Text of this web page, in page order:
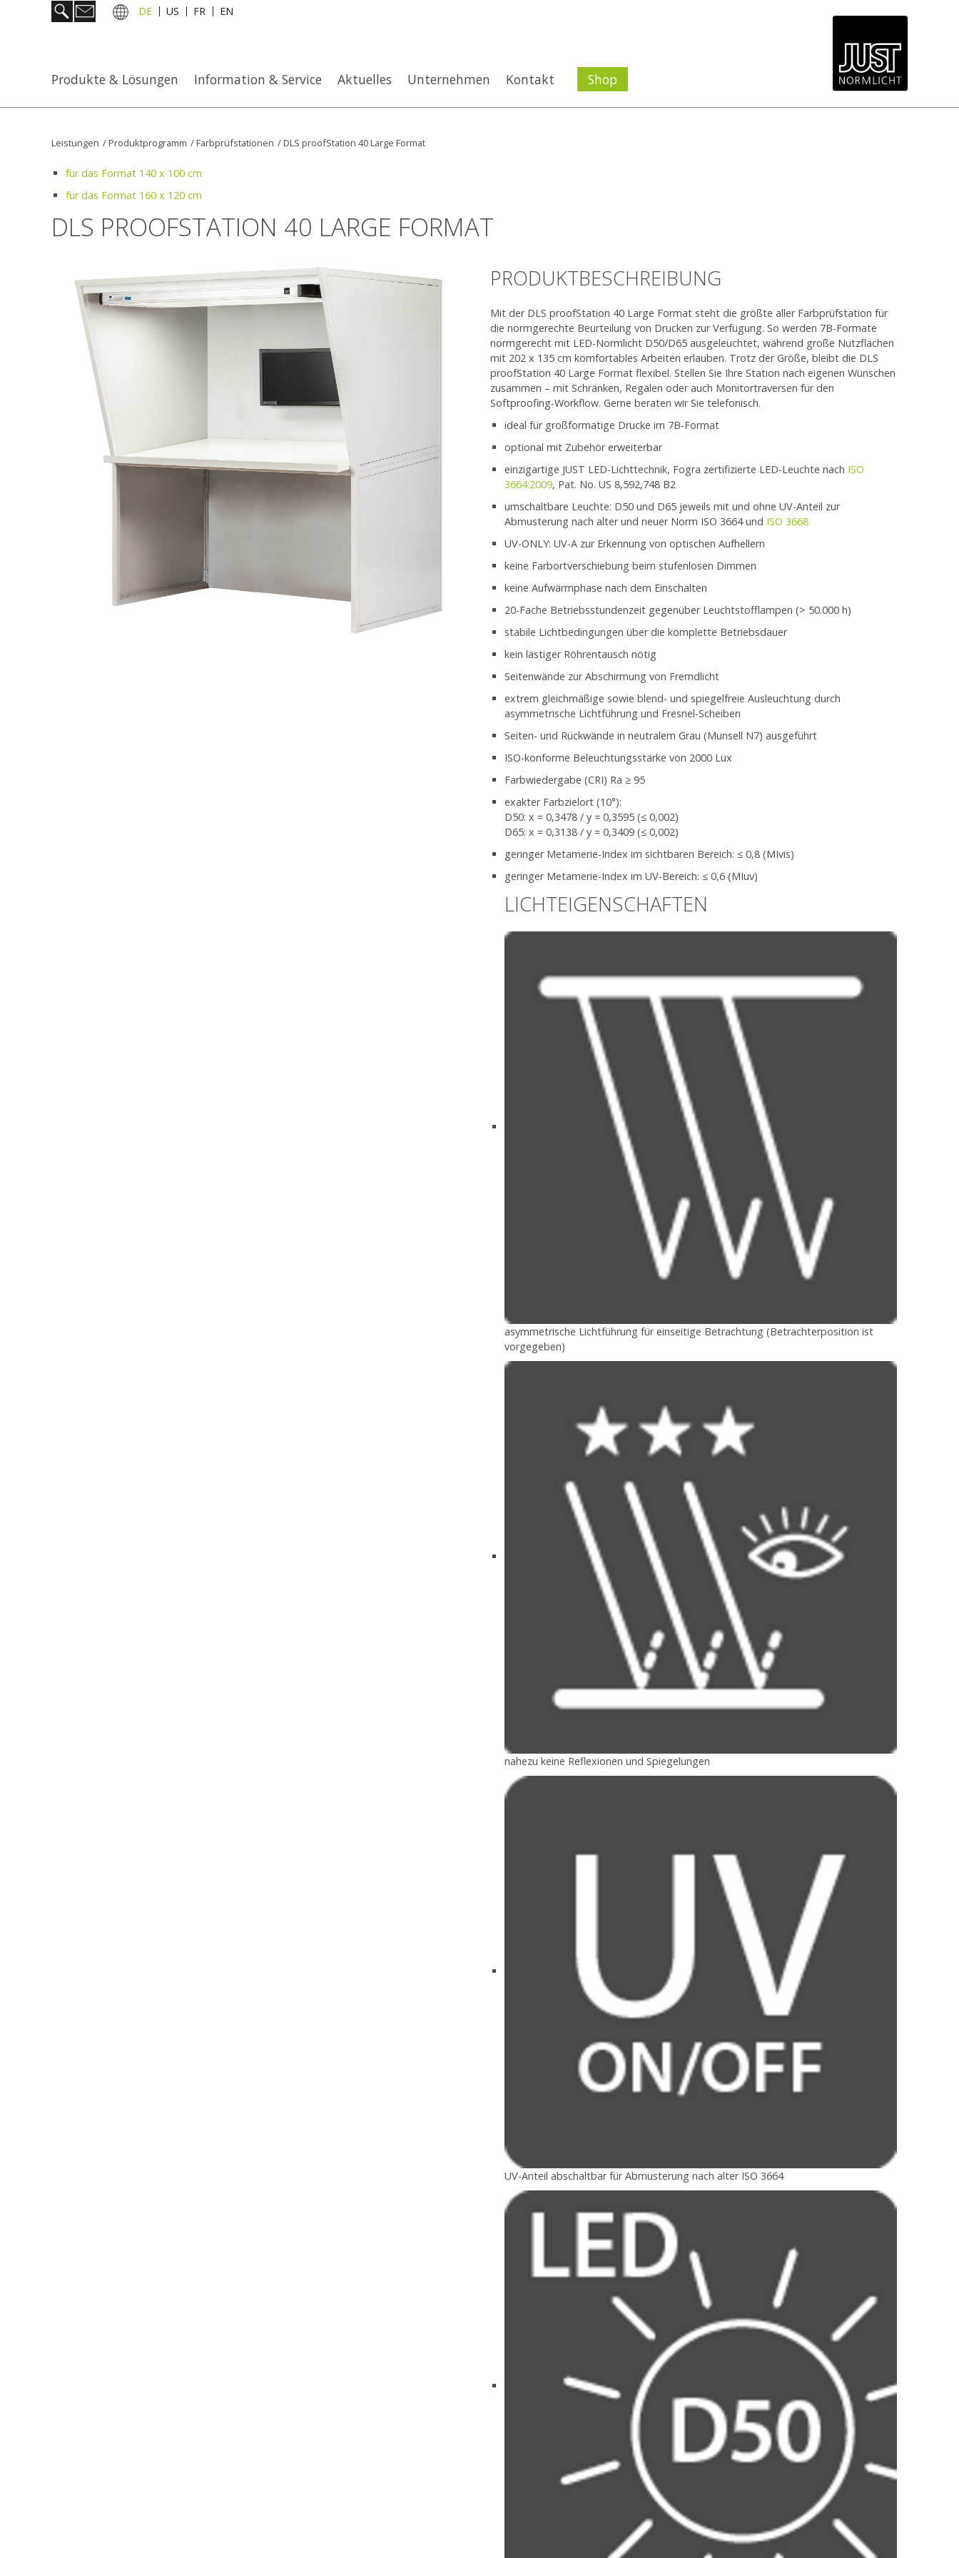
DE US FR EN
Produkte & Lösungen Information & Service Aktuelles Unternehmen Kontakt Shop
Leistungen /Produktprogramm /Farbprüfstationen /DLS proofStation 40 Large Format
für das Format 140 x 100 cm
für das Format 160 x 120 cm
DLS PROOFSTATION 40 LARGE FORMAT
PRODUKTBESCHREIBUNG
Mit der DLS proofStation 40 Large Format steht die größte aller Farbprüfstation für
die normgerechte Beurteilung von Drucken zur Verfügung. So werden 7B-Formate
normgerecht mit LED-Normlicht D50/D65 ausgeleuchtet, während große Nutzflächen
mit 202 x 135 cm komfortables Arbeiten erlauben. Trotz der Größe, bleibt die DLS
proofStation 40 Large Format flexibel. Stellen Sie Ihre Station nach eigenen Wünschen
zusammen – mit Schränken, Regalen oder auch Monitortraversen für den
Softproofing-Workflow. Gerne beraten wir Sie telefonisch.
ideal für großformatige Drucke im 7B-Format
optional mit Zubehör erweiterbar
einzigartige JUST LED-Lichttechnik, Fogra zertifizierte LED-Leuchte nach ISO
3664:2009, Pat. No. US 8,592,748 B2
umschaltbare Leuchte: D50 und D65 jeweils mit und ohne UV-Anteil zur
Abmusterung nach alter und neuer Norm ISO 3664 und ISO 3668
UV-ONLY: UV-A zur Erkennung von optischen Aufhellern
keine Farbortverschiebung beim stufenlosen Dimmen
keine Aufwärmphase nach dem Einschalten
20-Fache Betriebsstundenzeit gegenüber Leuchtstofflampen (> 50.000 h)
stabile Lichtbedingungen über die komplette Betriebsdauer
kein lästiger Röhrentausch nötig
Seitenwände zur Abschirmung von Fremdlicht
extrem gleichmäßige sowie blend- und spiegelfreie Ausleuchtung durch
asymmetrische Lichtführung und Fresnel-Scheiben
Seiten- und Rückwände in neutralem Grau (Munsell N7) ausgeführt
ISO-konforme Beleuchtungsstärke von 2000 Lux
Farbwiedergabe (CRI) Ra ≥ 95
exakter Farbzielort (10°):
D50: x = 0,3478 / y = 0,3595 (≤ 0,002)
D65: x = 0,3138 / y = 0,3409 (≤ 0,002)
geringer Metamerie-Index im sichtbaren Bereich: ≤ 0,8 (MIvis)
geringer Metamerie-Index im UV-Bereich: ≤ 0,6 (MIuv)
LICHTEIGENSCHAFTEN
asymmetrische Lichtführung für einseitige Betrachtung (Betrachterposition ist
vorgegeben)
nahezu keine Reflexionen und Spiegelungen
UV-Anteil abschaltbar für Abmusterung nach alter ISO 3664